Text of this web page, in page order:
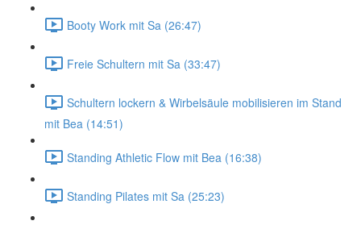
Booty Work mit Sa (26:47)
Freie Schultern mit Sa (33:47)
Schultern lockern & Wirbelsäule mobilisieren im Stand
mit Bea (14:51)
Standing Athletic Flow mit Bea (16:38)
Standing Pilates mit Sa (25:23)